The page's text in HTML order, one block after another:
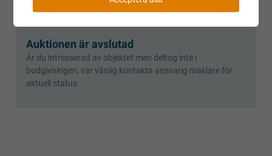
Kopiera länk till den här auktionen
Auktionen är avslutad
Är du intresserad av objektet men deltog inte i
budgivningen, var vänlig kontakta ansvarig mäklare för
aktuell status.